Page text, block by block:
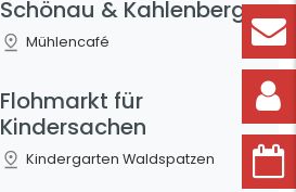
Schönau & Kahlenberg
Mühlencafé
Flohmarkt für
Kindersachen
Kindergarten Waldspatzen